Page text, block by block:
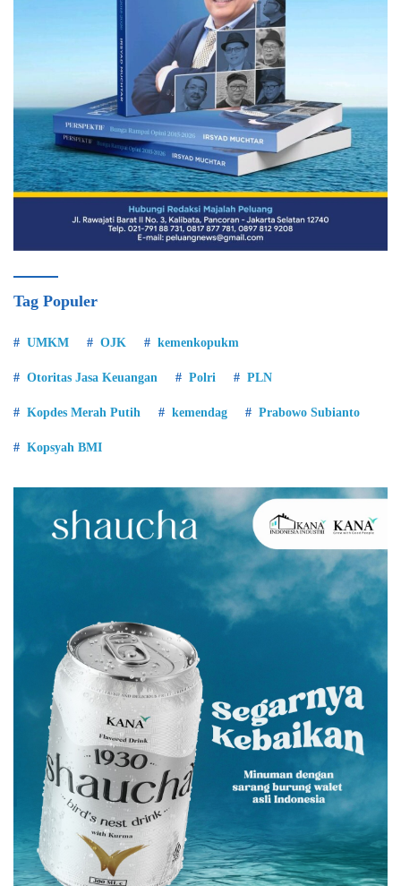
Tag Populer
UMKM OJK kemenkopukm
Otoritas Jasa Keuangan Polri PLN
Kopdes Merah Putih kemendag Prabowo Subianto
Kopsyah BMI